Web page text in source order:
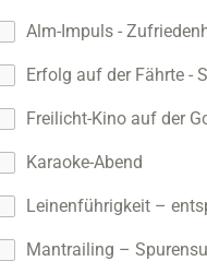
Alm-Impuls -
Erfolg auf der Fährte -
Freilicht-Kino auf der
Karaoke-Abend
Leinenführigkeit –
Mantrailing –